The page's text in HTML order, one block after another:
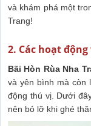
và khám phá một
Trang!
2. Các hoạt
Bãi Hòn Rùa Nha
và yên bình mà còn
động thú vị. Dưới
nên bỏ lỡ khi ghé